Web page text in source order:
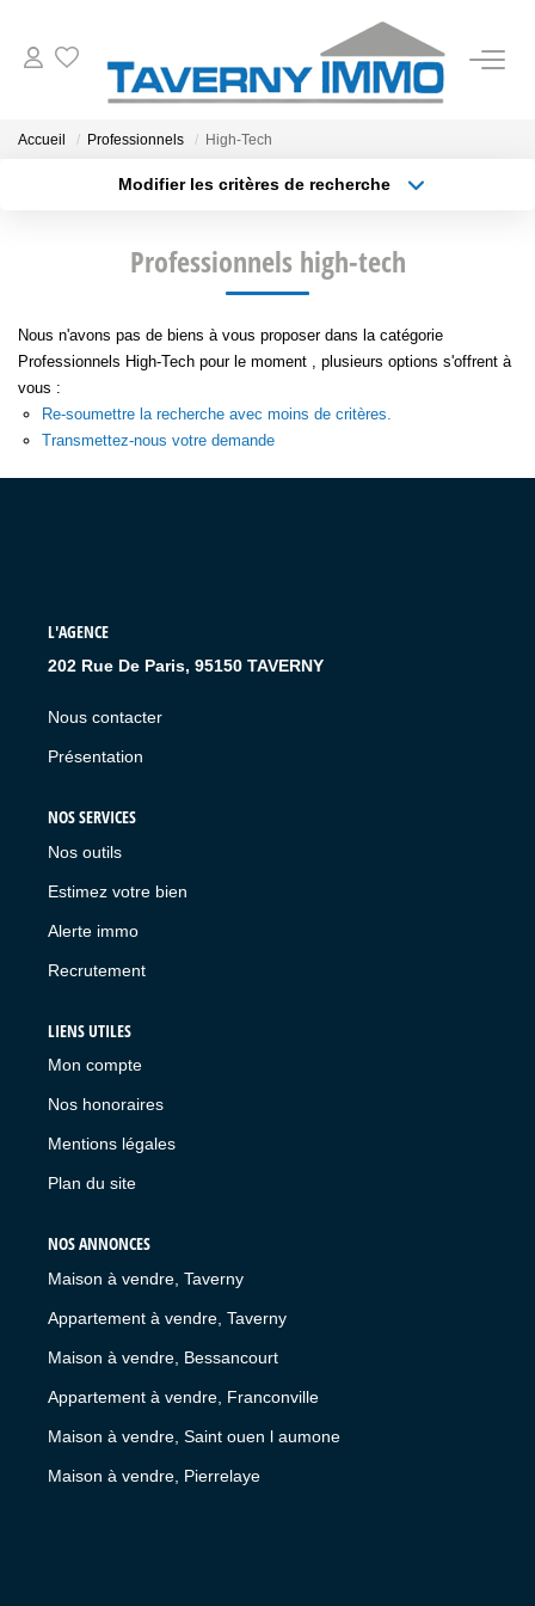
ESTIMATION
OUTILS
NOTRE AGENCE
CONTACT
Accueil Professionnels High-Tech
Modifier les critères de recherche
Surface min
Budget max Plus de critères
Professionnels high-tech
Nous n'avons pas de biens à vous proposer dans la catégorie
Professionnels High-Tech pour le moment , plusieurs options s'offrent à
vous :
Re-soumettre la recherche avec moins de critères.
Transmettez-nous votre demande
L'AGENCE
202 Rue De Paris, 95150 TAVERNY
Nous contacter
Présentation
NOS SERVICES
Nos outils
Estimez votre bien
Alerte immo
Recrutement
LIENS UTILES
Mon compte
Nos honoraires
Mentions légales
Plan du site
NOS ANNONCES
Maison à vendre, Taverny
Appartement à vendre, Taverny
Maison à vendre, Bessancourt
Appartement à vendre, Franconville
Maison à vendre, Saint ouen l aumone
Maison à vendre, Pierrelaye